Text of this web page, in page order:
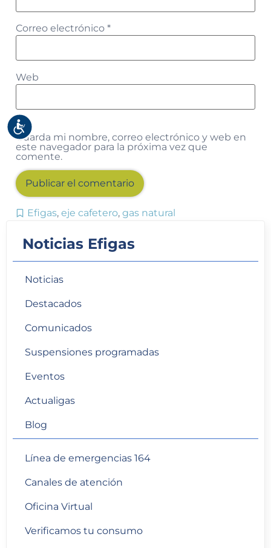
Accesibilidad
Noticias Efigas
Noticias
Destacados
Comunicados
Suspensiones programadas
Eventos
Actualigas
Blog
Línea de emergencias 164
Canales de atención
Oficina Virtual
Verificamos tu consumo
Correo electrónico *
Web
Guarda mi nombre, correo electrónico y web en
este navegador para la próxima vez que
comente.
Alternative:
Efigas, eje cafetero, gas natural